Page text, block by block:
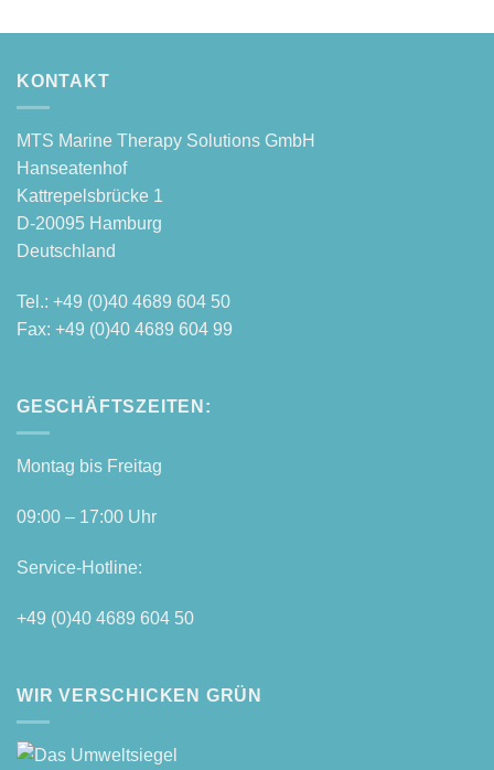
KONTAKT
MTS Mari­ne The­ra­py Solu­ti­ons GmbH
Hanseatenhof
Kattre­pels­brü­cke 1
D‑20095 Hamburg
Deutschland
Tel.: +49 (0)40 4689 604 50
Fax: +49 (0)40 4689 604 99
GESCHÄFTSZEITEN:
Mon­tag bis Freitag
09:00 – 17:00 Uhr
Ser­vice-Hot­line:
+49 (0)40 4689 604 50
WIR VERSCHICKEN GRÜN